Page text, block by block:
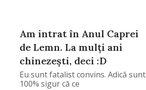
Am intrat în Anul Caprei
de Lemn. La mulţi ani
chinezeşti, deci :D
Eu sunt fatalist convins. Adică sunt
100% sigur că ce